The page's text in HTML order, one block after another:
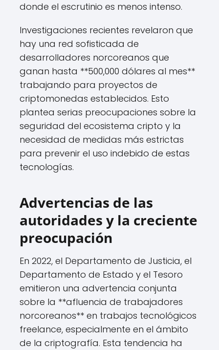
donde el escrutinio es menos intenso.
Investigaciones recientes revelaron que
hay una red sofisticada de
desarrolladores norcoreanos que
ganan hasta **500,000 dólares al mes**
trabajando para proyectos de
criptomonedas establecidos. Esto
plantea serias preocupaciones sobre la
seguridad del ecosistema cripto y la
necesidad de medidas más estrictas
para prevenir el uso indebido de estas
tecnologías.
Advertencias de las
autoridades y la creciente
preocupación
En 2022, el Departamento de Justicia, el
Departamento de Estado y el Tesoro
emitieron una advertencia conjunta
sobre la **afluencia de trabajadores
norcoreanos** en trabajos tecnológicos
freelance, especialmente en el ámbito
de la criptografía. Esta tendencia ha